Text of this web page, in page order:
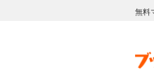
無料